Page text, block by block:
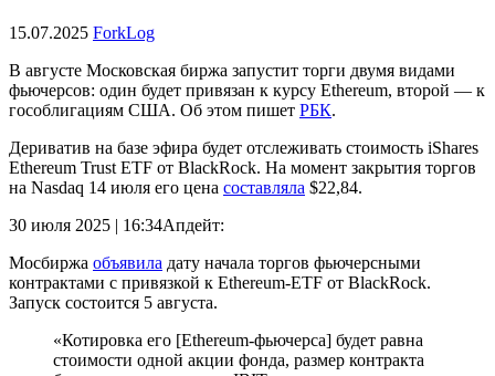
15.07.2025 ForkLog
В августе Московская биржа запустит торги двумя видами
фьючерсов: один будет привязан к курсу Ethereum, второй — к
гособлигациям США. Об этом пишет РБК.
Дериватив на базе эфира будет отслеживать стоимость iShares
Ethereum Trust ETF от BlackRock. На момент закрытия торгов
на Nasdaq 14 июля его цена составляла $22,84.
30 июля 2025 | 16:34Апдейт:
Мосбиржа объявила дату начала торгов фьючерсными
контрактами с привязкой к Ethereum-ETF от BlackRock.
Запуск состоится 5 августа.
«Котировка его [Ethereum-фьючерса] будет равна
стоимости одной акции фонда, размер контракта